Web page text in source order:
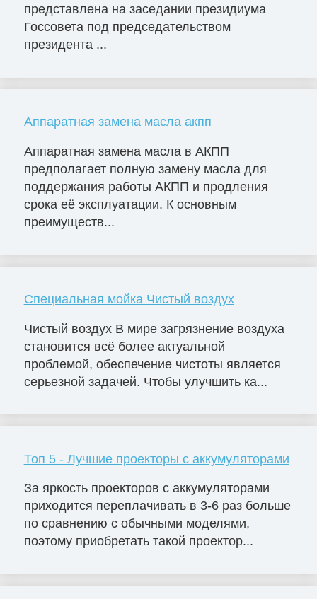
представлена на заседании президиума
Госсовета под председательством
президента ...
Аппаратная замена масла акпп
Аппаратная замена масла в АКПП
предполагает полную замену масла для
поддержания работы АКПП и продления
срока её эксплуатации. К основным
преимуществ...
Специальная мойка Чистый воздух
Чистый воздух В мире загрязнение воздуха
становится всё более актуальной
проблемой, обеспечение чистоты является
серьезной задачей. Чтобы улучшить ка...
Топ 5 - Лучшие проекторы с аккумуляторами
За яркость проекторов с аккумуляторами
приходится переплачивать в 3-6 раз больше
по сравнению с обычными моделями,
поэтому приобретать такой проектор...